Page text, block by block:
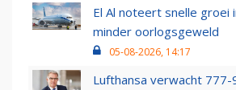
El Al noteert snelle groei
minder oorlogsgeweld
05-08-2026, 14:17
Lufthansa verwacht 777-